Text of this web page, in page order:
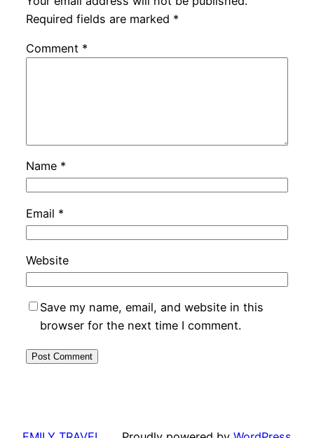
Required fields are marked *
Comment *
Name *
Email *
Website
Save my name, email, and website in this
browser for the next time I comment.